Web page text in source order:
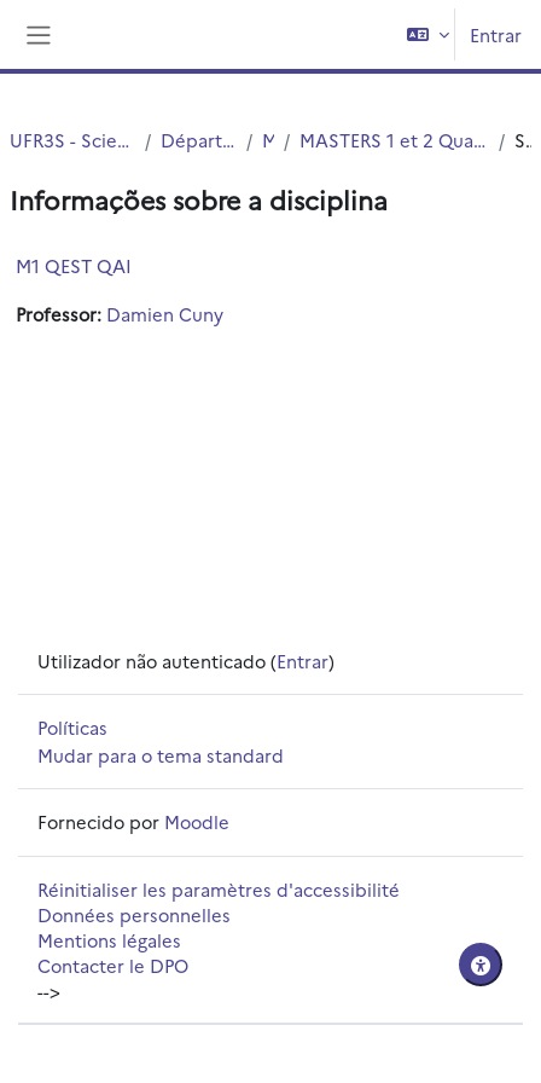
Entrar
UFR3S - Sciences de Santé et du Sport Département UFR3S - ILIS Master MASTERS 1 et 2 Qualité Environnent Santé Toxicologie (QEST) Sumário
Informações sobre a disciplina
M1 QEST QAI
Professor: Damien Cuny
Utilizador não autenticado (Entrar)
Políticas
Mudar para o tema standard
Fornecido por Moodle
Réinitialiser les paramètres d'accessibilité
Données personnelles
Mentions légales
Contacter le DPO
-->